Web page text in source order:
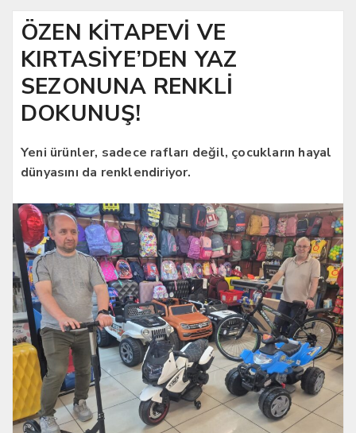
ÖZEN KİTAPEVİ VE
KIRTASİYE’DEN YAZ
SEZONUNA RENKLİ
DOKUNUŞ!
Yeni ürünler, sadece rafları değil, çocukların hayal
dünyasını da renklendiriyor.